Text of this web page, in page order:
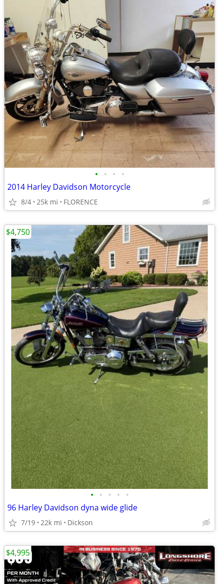
• • • •
2014 Harley Davidson Motorcycle
8/4 25k mi FLORENCE
• • • • •
96 Harley Davidson dyna wide glide
7/19 22k mi Dickson
$4,750
$4,995